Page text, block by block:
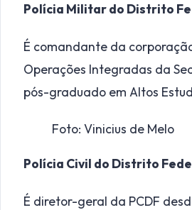
Polícia Militar do Distrito
É comandante da
Operações Integradas da
pós-graduado em Altos
Foto: Vinicius de Melo
Polícia Civil do Distrito
É diretor-geral da PCDF